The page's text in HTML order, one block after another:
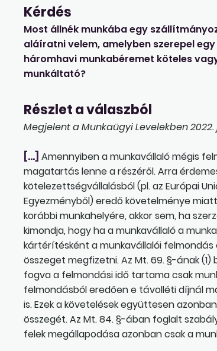
Kérdés
Most állnék munkába egy
aláíratni velem, amelyben szerepel
háromhavi munkabéremet köteles
munkáltató?
Részlet a válaszból
Megjelent a Munkaügyi Levelekben
[…] Amennyiben a munkavállaló mégis
magatartás lenne a részéről. Arra
kötelezettségvállalásból (pl. az Európai
Egyezményből) eredő követelménye
korábbi munkahelyére, akkor sem, ha
kimondja, hogy ha a munkavállaló a
kártérítésként a munkavállalói
összeget megfizetni. Az Mt. 69. §-ának
fogva a felmondási idő tartama csak
felmondásból eredően e távolléti díjnál
is. Ezek a követelések együttesen
összegét. Az Mt. 84. §-ában foglalt
felek megállapodása azonban csak a